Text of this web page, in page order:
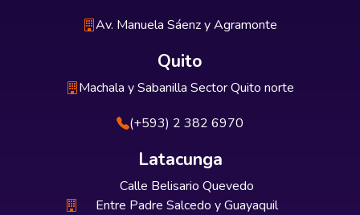
Av. Manuela Sáenz y Agramonte
Quito
Machala y Sabanilla Sector Quito norte
(+593) 2 382 6970
Latacunga
Calle Belisario Quevedo
Entre Padre Salcedo y Guayaquil